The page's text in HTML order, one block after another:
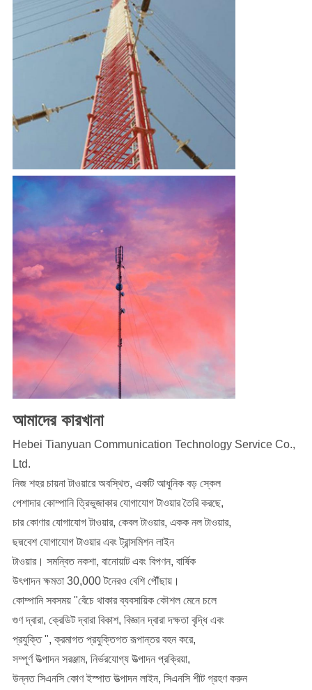
আমাদের কারখানা
Hebei Tianyuan Communication Technology Service Co.,
Ltd.
নিজ শহর চায়না টাওয়ারে অবস্থিত, একটি আধুনিক বড় স্কেল
পেশাদার কোম্পানি ত্রিভুজাকার যোগাযোগ টাওয়ার তৈরি করছে,
চার কোণার যোগাযোগ টাওয়ার, কেবল টাওয়ার, একক নল টাওয়ার,
ছদ্মবেশ যোগাযোগ টাওয়ার এবং ট্রান্সমিশন লাইন
টাওয়ার। সমন্বিত নকশা, বানোয়াট এবং বিপণন, বার্ষিক
উৎপাদন ক্ষমতা 30,000 টনেরও বেশি পৌঁছায়।
কোম্পানি সবসময় "বেঁচে থাকার ব্যবসায়িক কৌশল মেনে চলে
গুণ দ্বারা, ক্রেডিট দ্বারা বিকাশ, বিজ্ঞান দ্বারা দক্ষতা বৃদ্ধি এবং
প্রযুক্তি ", ক্রমাগত প্রযুক্তিগত রূপান্তর বহন করে,
সম্পূর্ণ উত্পাদন সরঞ্জাম, নির্ভরযোগ্য উত্পাদন প্রক্রিয়া,
উন্নত সিএনসি কোণ ইস্পাত উত্পাদন লাইন, সিএনসি শীট গ্রহণ করুন